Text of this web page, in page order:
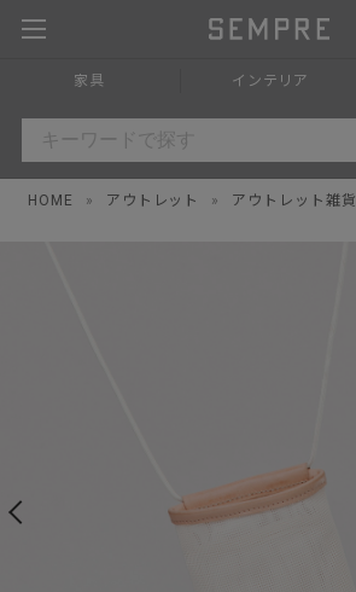
家具 インテリア
HOME » アウトレット » アウトレット雑貨